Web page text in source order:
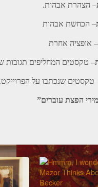
– הצהרת אבהות.
– הכחשת אבהות
– אופציה אחרת
– טקסטים המחליפים תגובות
טקסטים שנכתבו על הפרוייקט.
הפצת עוברים”